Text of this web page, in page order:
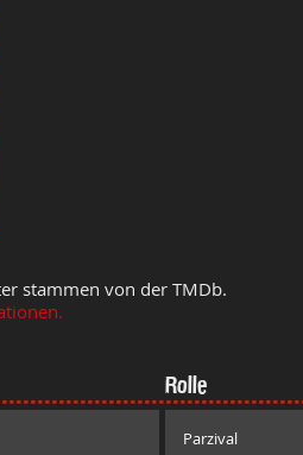
stammen von der TMDb.
Rolle
Parzival